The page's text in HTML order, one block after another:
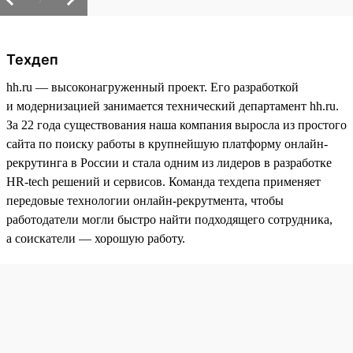
Техдеп
hh.ru — высоконагруженный проект. Его разработкой
и модернизацией занимается технический департамент hh.ru.
За 22 года существования наша компания выросла из простого
сайта по поиску работы в крупнейшую платформу онлайн-
рекрутинга в России и стала одним из лидеров в разработке
HR-tech решений и сервисов. Команда техдепа применяет
передовые технологии онлайн-рекрутмента, чтобы
работодатели могли быстро найти подходящего сотрудника,
а соискатели — хорошую работу.